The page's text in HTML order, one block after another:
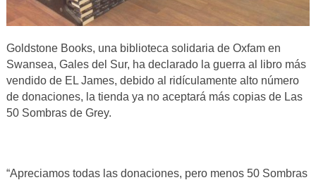
Goldstone Books, una biblioteca solidaria de Oxfam en
Swansea, Gales del Sur, ha declarado la guerra al libro más
vendido de EL James, debido al ridículamente alto número
de donaciones, la tienda ya no aceptará más copias de Las
50 Sombras de Grey.
“Apreciamos todas las donaciones, pero menos 50 Sombras